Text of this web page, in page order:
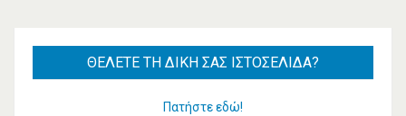
ΘΈΛΕΤΕ ΤΗ ΔΙΚΉ ΣΑΣ ΙΣΤΟΣΕΛΊΔΑ?
Πατήστε εδώ!